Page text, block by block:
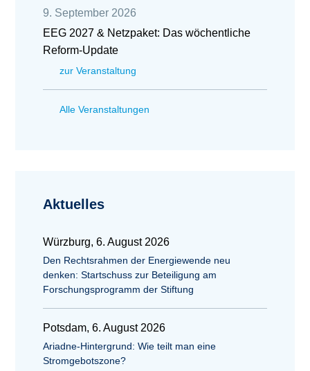
9. September 2026
EEG 2027 & Netzpaket: Das wöchentliche
Reform-Update
zur Veranstaltung
Alle Veranstaltungen
Aktuelles
Würzburg, 6. August 2026
Den Rechtsrahmen der Energiewende neu
denken: Startschuss zur Beteiligung am
Forschungsprogramm der Stiftung
Potsdam, 6. August 2026
Ariadne-Hintergrund: Wie teilt man eine
Stromgebotszone?